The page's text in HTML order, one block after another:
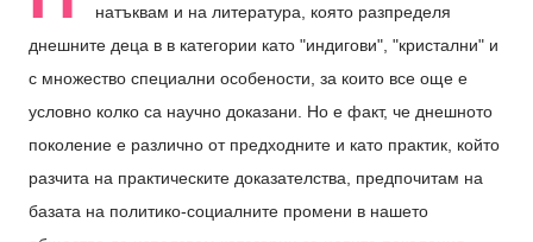
натъквам и на литература, която разпределя
днешните деца в в категории като "индигови", "кристални" и
с множество специални особености, за които все още е
условно колко са научно доказани. Но е факт, че днешното
поколение е различно от предходните и като практик, който
разчита на практическите доказателства, предпочитам на
базата на политико-социалните промени в нашето